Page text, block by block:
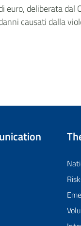
euro, deliberata dal
causati dalla